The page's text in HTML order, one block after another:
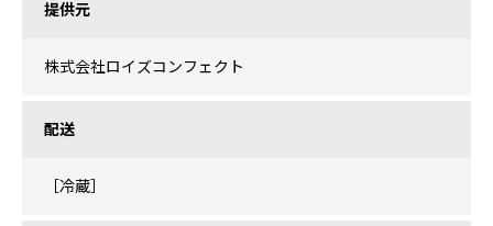
提供元
株式会社ロイズコンフェクト
配送
［冷蔵］